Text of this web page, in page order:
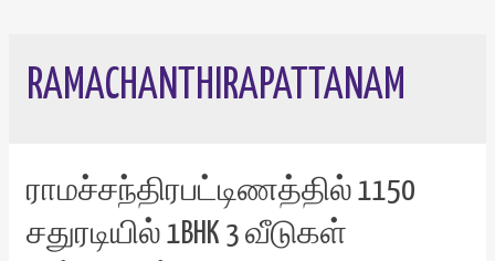
RAMACHANTHIRAPATTANAM
ராமச்சந்திரபட்டிணத்தில் 1150
சதுரடியில் 1BHK 3 வீடுகள்